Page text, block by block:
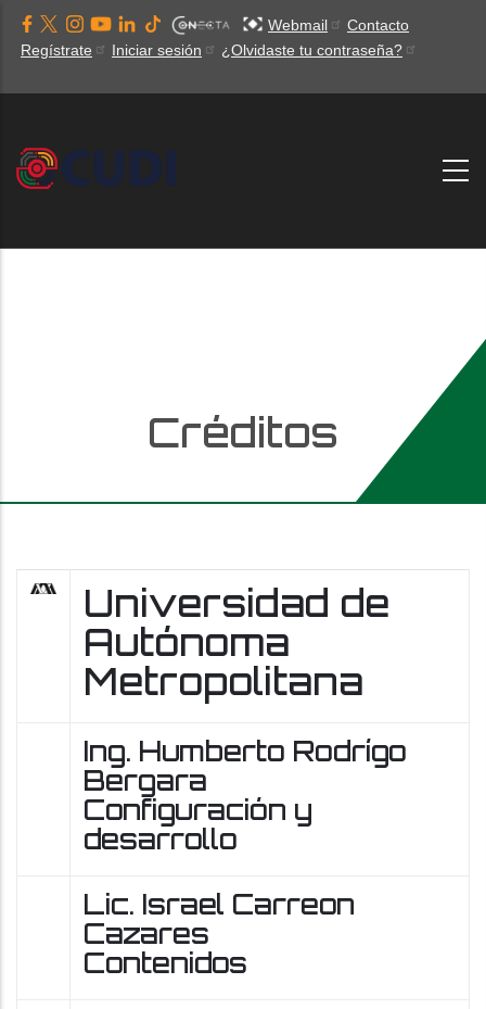
Pasar
Webmail
Contacto
Regístrate
Iniciar sesión ¿Olvidaste tu contraseña?
Créditos
Universidad de
Autónoma
Metropolitana
Ing. Humberto Rodrígo
Bergara
Configuración y
desarrollo
Lic. Israel Carreon
Cazares
Contenidos